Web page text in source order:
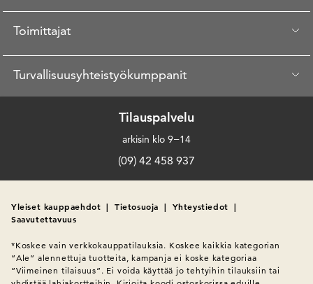
Toimittajat
Turvallisuusyhteistyökumppanit
Tilauspalvelu
arkisin klo 9−14
(09) 42 458 937
Yleiset kauppaehdot | Tietosuoja | Yhteystiedot |
Saavutettavuus
*Koskee vain verkkokauppatilauksia. Koskee kaikkia kategorian
”Ale” alennettuja tuotteita, kampanja ei koske kategoriaa
”Viimeinen tilaisuus”. Ei voida käyttää jo tehtyihin tilauksiin tai